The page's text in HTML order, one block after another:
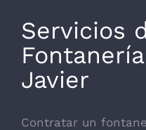
Servicios
Javier
Contratar un